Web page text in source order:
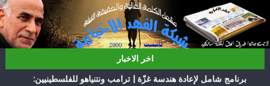
to
content
اخر الاخبار
ناشطة أمريكية يهودية تدعو الدول العربية لوقف التطبيع
أيّ تحدّيات يواجهها حزب الله؟
برنامج شامل لإعادة هندسة غزّة | ترامب ونتنياهو للفلسطينيين: